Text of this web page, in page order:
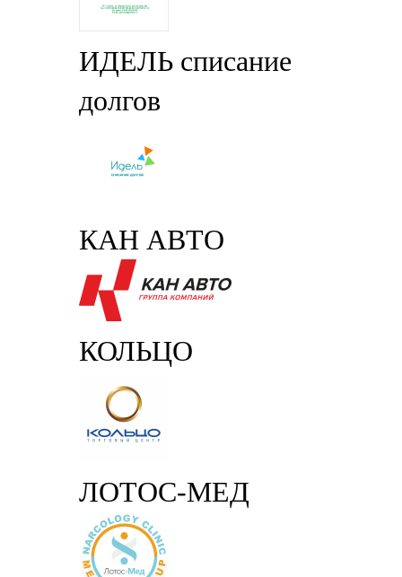
ИДЕЛЬ списание
долгов
КАН АВТО
КОЛЬЦО
ЛОТОС-МЕД